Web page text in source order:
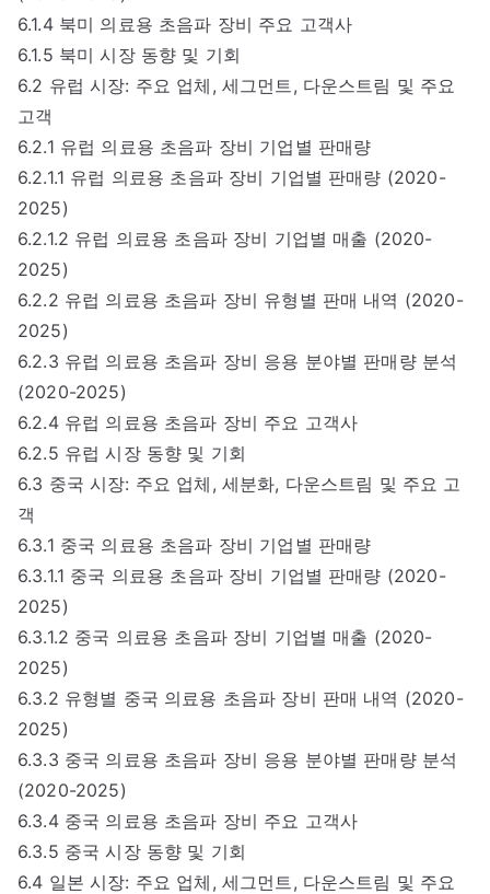
6.1.4 북미 의료용 초음파 장비 주요 고객사
6.1.5 북미 시장 동향 및 기회
6.2 유럽 시장: 주요 업체, 세그먼트, 다운스트림 및 주요
고객
6.2.1 유럽 의료용 초음파 장비 기업별 판매량
6.2.1.1 유럽 의료용 초음파 장비 기업별 판매량 (2020-
2025)
6.2.1.2 유럽 의료용 초음파 장비 기업별 매출 (2020-
2025)
6.2.2 유럽 의료용 초음파 장비 유형별 판매 내역 (2020-
2025)
6.2.3 유럽 의료용 초음파 장비 응용 분야별 판매량 분석
(2020-2025)
6.2.4 유럽 의료용 초음파 장비 주요 고객사
6.2.5 유럽 시장 동향 및 기회
6.3 중국 시장: 주요 업체, 세분화, 다운스트림 및 주요 고
객
6.3.1 중국 의료용 초음파 장비 기업별 판매량
6.3.1.1 중국 의료용 초음파 장비 기업별 판매량 (2020-
2025)
6.3.1.2 중국 의료용 초음파 장비 기업별 매출 (2020-
2025)
6.3.2 유형별 중국 의료용 초음파 장비 판매 내역 (2020-
2025)
6.3.3 중국 의료용 초음파 장비 응용 분야별 판매량 분석
(2020-2025)
6.3.4 중국 의료용 초음파 장비 주요 고객사
6.3.5 중국 시장 동향 및 기회
6.4 일본 시장: 주요 업체, 세그먼트, 다운스트림 및 주요